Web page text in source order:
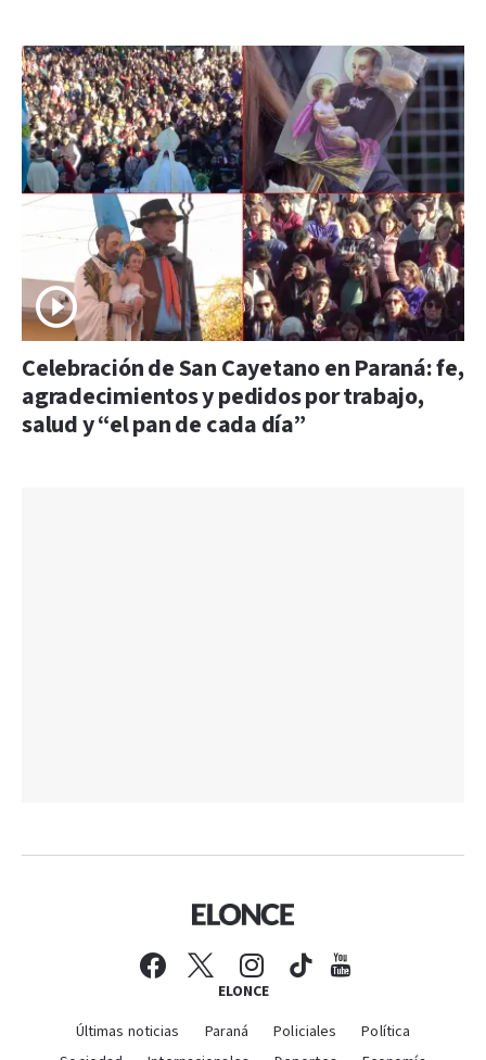
Celebración de San Cayetano en Paraná: fe,
agradecimientos y pedidos por trabajo,
salud y “el pan de cada día”
ELONCE
Últimas noticias Paraná Policiales
Política